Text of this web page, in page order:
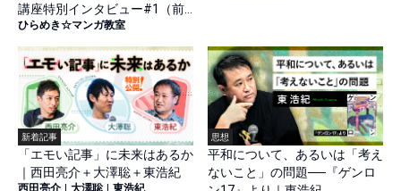
講座特別インタビュー#1（前
篇）】
ひらめき☆マンガ教室
新着記事
「エモい記事」に未来はあるか
｜西田亮介＋大澤聡＋東浩紀
西田亮介 | 大澤聡 | 東浩紀
思想
平和について、あるいは「考え
ないこと」の問題──『ゲンロ